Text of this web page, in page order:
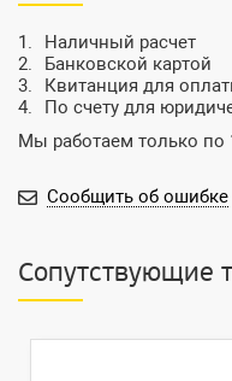
Наличный расчет
Банковской картой
Квитанция для
По счету для
Мы работаем только по
Сообщить об ошибке
Сопутствующие